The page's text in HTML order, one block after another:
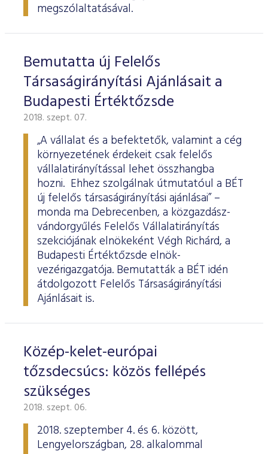
megszólaltatásával.
Bemutatta új Felelős
Társaságirányítási Ajánlásait a
Budapesti Értéktőzsde
2018. szept. 07.
„A vállalat és a befektetők, valamint a cég
környezetének érdekeit csak felelős
vállalatirányítással lehet összhangba
hozni. Ehhez szolgálnak útmutatóul a BÉT
új felelős társaságirányítási ajánlásai” –
monda ma Debrecenben, a közgazdász-
vándorgyűlés Felelős Vállalatirányítás
szekciójának elnökeként Végh Richárd, a
Budapesti Értéktőzsde elnök-
vezérigazgatója. Bemutatták a BÉT idén
átdolgozott Felelős Társaságirányítási
Ajánlásait is.
Közép-kelet-európai
tőzsdecsúcs: közös fellépés
szükséges
2018. szept. 06.
2018. szeptember 4. és 6. között,
Lengyelországban, 28. alkalommal